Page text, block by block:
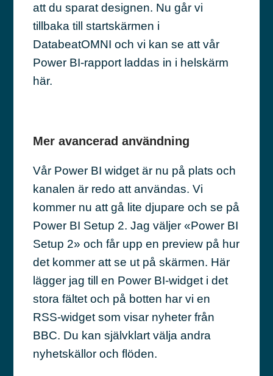
att du sparat designen. Nu går vi
tillbaka till startskärmen i
DatabeatOMNI och vi kan se att vår
Power BI-rapport laddas in i helskärm
här.
Mer avancerad användning
Vår Power BI widget är nu på plats och
kanalen är redo att användas. Vi
kommer nu att gå lite djupare och se på
Power BI Setup 2. Jag väljer «Power BI
Setup 2» och får upp en preview på hur
det kommer att se ut på skärmen. Här
lägger jag till en Power BI-widget i det
stora fältet och på botten har vi en
RSS-widget som visar nyheter från
BBC. Du kan självklart välja andra
nyhetskällor och flöden.